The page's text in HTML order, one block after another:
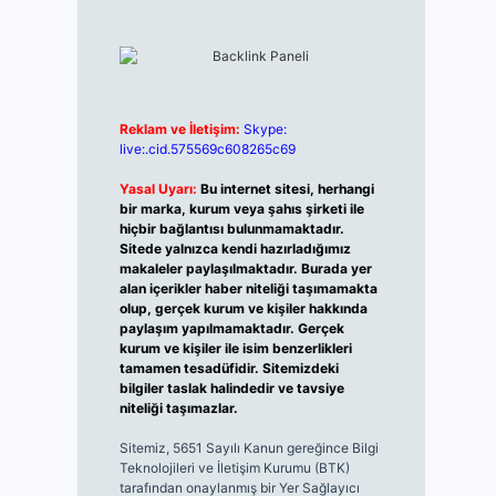
Reklam ve İletişim: Skype:
live:.cid.575569c608265c69
Yasal Uyarı: Bu internet sitesi, herhangi
bir marka, kurum veya şahıs şirketi ile
hiçbir bağlantısı bulunmamaktadır.
Sitede yalnızca kendi hazırladığımız
makaleler paylaşılmaktadır. Burada yer
alan içerikler haber niteliği taşımamakta
olup, gerçek kurum ve kişiler hakkında
paylaşım yapılmamaktadır. Gerçek
kurum ve kişiler ile isim benzerlikleri
tamamen tesadüfidir. Sitemizdeki
bilgiler taslak halindedir ve tavsiye
niteliği taşımazlar.
Sitemiz, 5651 Sayılı Kanun gereğince Bilgi
Teknolojileri ve İletişim Kurumu (BTK)
tarafından onaylanmış bir Yer Sağlayıcı